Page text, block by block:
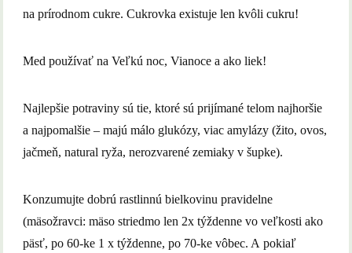
na prírodnom cukre. Cukrovka existuje len kvôli cukru!
Med používať na Veľkú noc, Vianoce a ako liek!
Najlepšie potraviny sú tie, ktoré sú prijímané telom najhoršie
a najpomalšie – majú málo glukózy, viac amylázy (žito, ovos,
jačmeň, natural ryža, nerozvarené zemiaky v šupke).
Konzumujte dobrú rastlinnú bielkovinu pravidelne
(mäsožravci: mäso striedmo len 2x týždenne vo veľkosti ako
päsť, po 60-ke 1 x týždenne, po 70-ke vôbec. A pokiaľ